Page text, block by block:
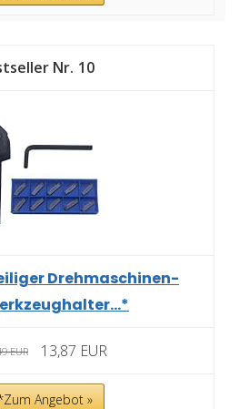
10
Drehmaschinen-
EUR 13,87 EUR
Angebot »